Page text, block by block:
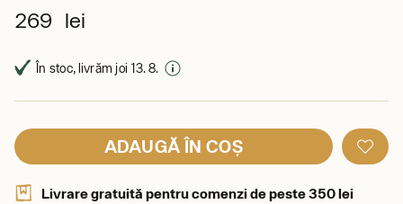
269 lei
În stoc, livrăm joi 13. 8.
ADAUGĂ ÎN COȘ
Livrare gratuită pentru comenzi de peste 350 lei